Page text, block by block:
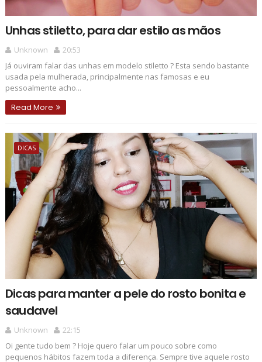
Unhas stiletto, para dar estilo as mãos
Unknown
20:53
Já ouviram falar das unhas em modelo stiletto ? Esta sendo bastante
usada pela mulherada, principalmente nas famosas e eu
pessoalmente acho...
Read More
DICAS
Dicas para manter a pele do rosto bonita e
saudavel
Unknown
22:15
Oi gente tudo bem ? Hoje quero falar um pouco sobre como
pequenos hábitos fazem toda a diferença. Sempre tive aquele rosto